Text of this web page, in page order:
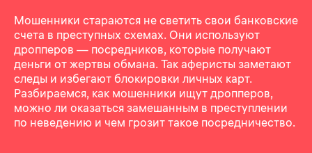
Мошенники стараются не светить свои банковские
счета в преступных схемах. Они используют
дропперов — посредников, которые получают
деньги от жертвы обмана. Так аферисты заметают
следы и избегают блокировки личных карт.
Разбираемся, как мошенники ищут дропперов,
можно ли оказаться замешанным в преступлении
по неведению и чем грозит такое посредничество.